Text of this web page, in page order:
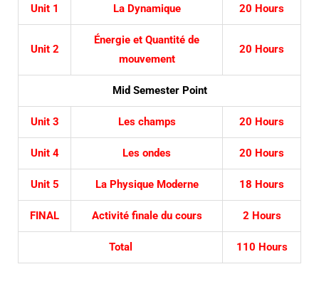
Unit 1 La Dynamique 20 Hours
Unit 2
Énergie et Quantité de
mouvement
20 Hours
Mid Semester Point
Unit 3 Les champs 20 Hours
Unit 4 Les ondes 20 Hours
Unit 5 La Physique Moderne 18 Hours
FINAL Activité finale du cours 2 Hours
Total 110 Hours